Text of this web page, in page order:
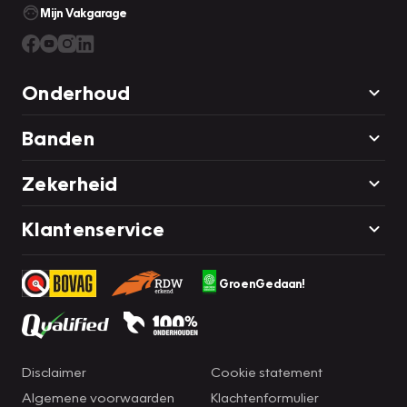
gereageerd!
eventuele fouten of prijswijzigingen kunnen geen rechten
Mijn Vakgarage
Onderhoud
Banden
Zekerheid
Klantenservice
GroenGedaan!
Disclaimer
Algemene voorwaarden
Cookie statement
Klachtenformulier